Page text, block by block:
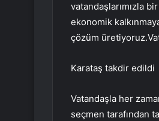
vatandaşlarımızla
ekonomik
çözüm
Karataş takdir edildi
Vatandaşla her
seçmen tarafından